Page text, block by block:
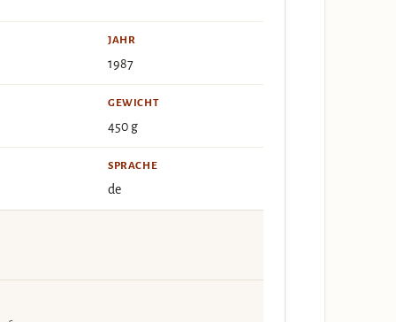
JAHR
1987
GEWICHT
450 g
SPRACHE
de